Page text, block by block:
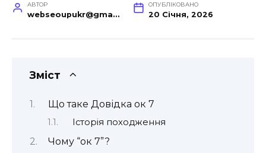
АВТОР
webseoupukr@gmail.com
ОПУБЛІКОВАНО
20 Січня, 2026
Зміст
Що таке Довідка ок 7
Історія походження
Чому “ок 7”?